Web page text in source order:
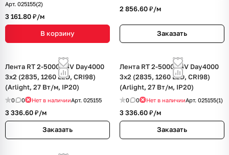
Арт. 025155(2)
3 161.80 ₽/м
В корзину
2 856.60 ₽/м
Заказать
Лента RT 2-5000 24V Day4000
3x2 (2835, 1260 LED, CRI98)
(Arlight, 27 Вт/м, IP20)
0 0 Нет в наличииАрт. 025155
3 336.60 ₽/м
Заказать
Лента RT 2-5000 24V Day4000
3x2 (2835, 1260 LED, CRI98)
(Arlight, 27 Вт/м, IP20)
0 0 Нет в наличииАрт. 025155(1)
3 336.60 ₽/м
Заказать